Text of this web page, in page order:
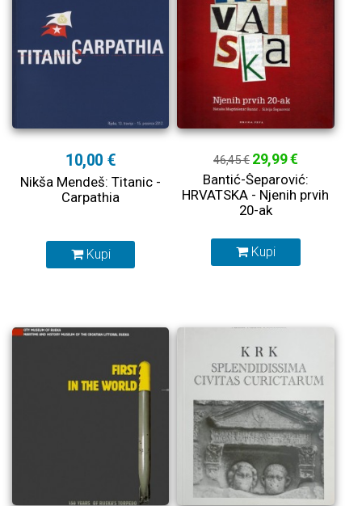
10,00 €
Nikša Mendeš: Titanic -
Carpathia
Kupi
46,45 € 29,99 €
Bantić-Šeparović:
HRVATSKA - Njenih prvih
20-ak
Kupi